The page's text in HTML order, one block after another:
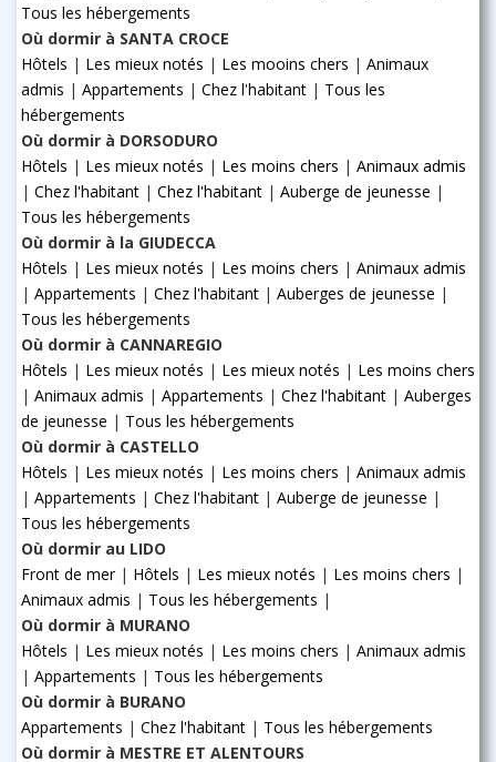
Tous les hébergements
Où dormir à SANTA CROCE
Hôtels | Les mieux notés | Les mooins chers | Animaux
admis | Appartements | Chez l'habitant | Tous les
hébergements
Où dormir à DORSODURO
Hôtels | Les mieux notés | Les moins chers | Animaux admis
| Chez l'habitant | Chez l'habitant | Auberge de jeunesse |
Tous les hébergements
Où dormir à la GIUDECCA
Hôtels | Les mieux notés | Les moins chers | Animaux admis
| Appartements | Chez l'habitant | Auberges de jeunesse |
Tous les hébergements
Où dormir à CANNAREGIO
Hôtels | Les mieux notés | Les mieux notés | Les moins chers
| Animaux admis | Appartements | Chez l'habitant | Auberges
de jeunesse | Tous les hébergements
Où dormir à CASTELLO
Hôtels | Les mieux notés | Les moins chers | Animaux admis
| Appartements | Chez l'habitant | Auberge de jeunesse |
Tous les hébergements
Où dormir au LIDO
Front de mer| Hôtels | Les mieux notés | Les moins chers |
Animaux admis | Tous les hébergements |
Où dormir à MURANO
Hôtels | Les mieux notés | Les moins chers | Animaux admis
| Appartements | Tous les hébergements
Où dormir à BURANO
Appartements | Chez l'habitant | Tous les hébergements
Où dormir à MESTRE ET ALENTOURS